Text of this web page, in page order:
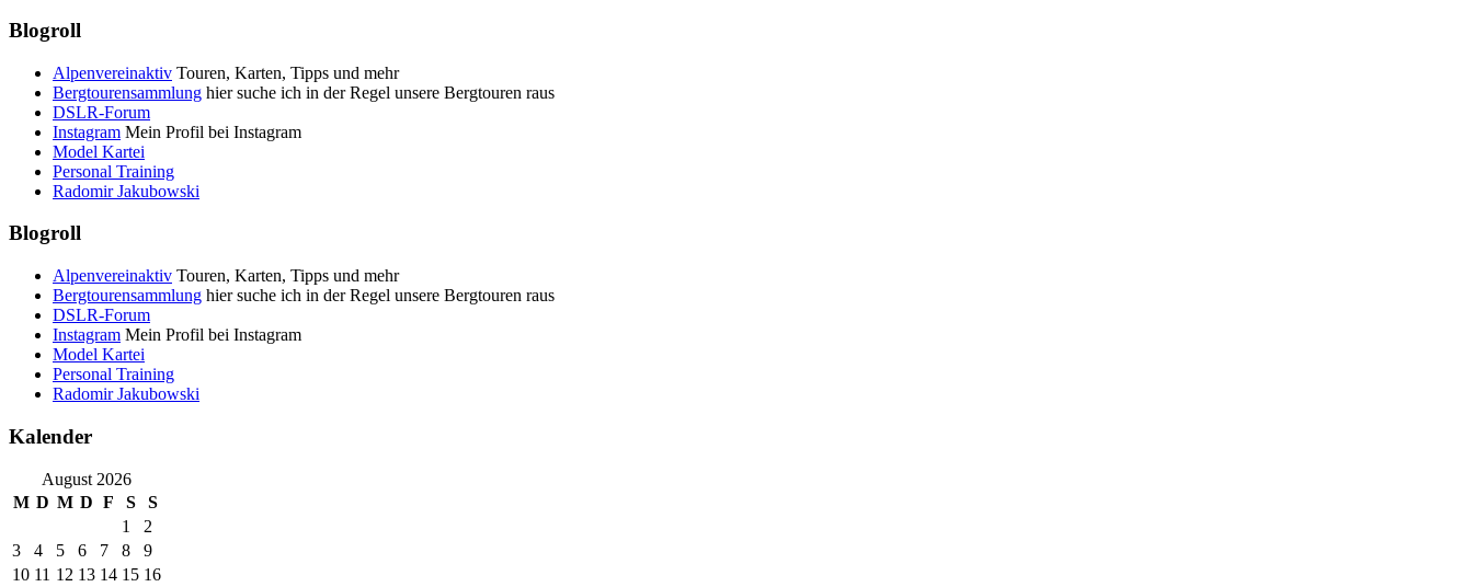
Blogroll
Alpenvereinaktiv Touren, Karten, Tipps und mehr
Bergtourensammlung hier suche ich in der Regel unsere Bergtouren raus
DSLR-Forum
Instagram Mein Profil bei Instagram
Model Kartei
Personal Training
Radomir Jakubowski
Blogroll
Alpenvereinaktiv Touren, Karten, Tipps und mehr
Bergtourensammlung hier suche ich in der Regel unsere Bergtouren raus
DSLR-Forum
Instagram Mein Profil bei Instagram
Model Kartei
Personal Training
Radomir Jakubowski
Kalender
August 2026
M D M D F S
S
1
2
3
4 5 6 7 8
9
10 11 12 13 14 15 16